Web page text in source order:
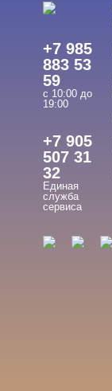
+7 985
883 53
59
с 10:00 до
19:00
+7 905
507 31
32
Единая
служба
сервиса